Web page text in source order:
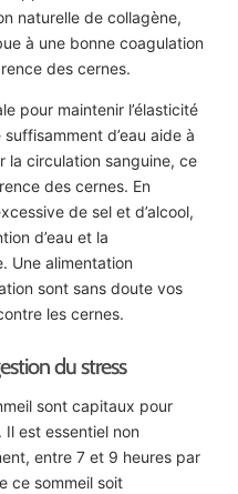
naturelle de collagène,
à une bonne coagulation
des cernes.
pour maintenir l’élasticité
d’eau aide à
la circulation sanguine, ce
des cernes. En
de sel et d’alcool,
d’eau et la
Une alimentation
sont sans doute vos
les cernes.
du stress
sont capitaux pour
est essentiel non
entre 7 et 9 heures par
ce sommeil soit